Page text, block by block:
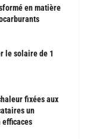
en matière
le solaire de 1
fixées aux
un